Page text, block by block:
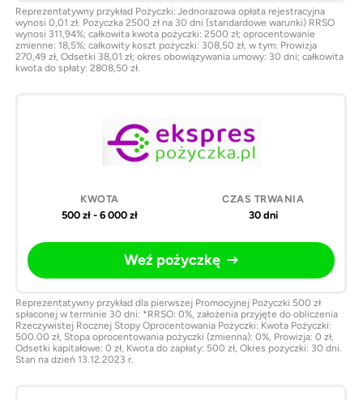
Reprezentatywny przykład Pożyczki: Jednorazowa opłata rejestracyjna
wynosi 0,01 zł. Pożyczka 2500 zł na 30 dni (standardowe warunki) RRSO
wynosi 311,94%; całkowita kwota pożyczki: 2500 zł; oprocentowanie
zmienne: 18,5%; całkowity koszt pożyczki: 308,50 zł, w tym: Prowizja
270,49 zł, Odsetki 38,01 zł; okres obowiązywania umowy: 30 dni; całkowita
kwota do spłaty: 2808,50 zł.
500 zł - 6 000 zł 30 dni
Weź pożyczkę
Reprezentatywny przykład dla pierwszej Promocyjnej Pożyczki 500 zł
spłaconej w terminie 30 dni: *RRSO: 0%, założenia przyjęte do obliczenia
Rzeczywistej Rocznej Stopy Oprocentowania Pożyczki: Kwota Pożyczki:
500.00 zł, Stopa oprocentowania pożyczki (zmienna): 0%, Prowizja: 0 zł,
Odsetki kapitałowe: 0 zł, Kwota do zapłaty: 500 zł, Okres pożyczki: 30 dni.
Stan na dzień 13.12.2023 r.